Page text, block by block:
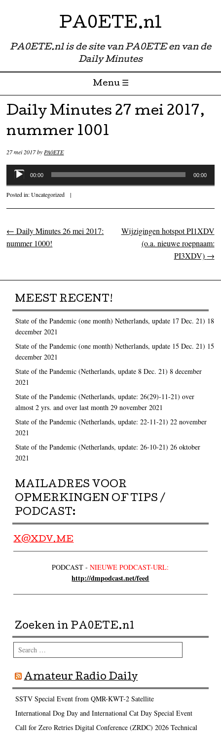
PA0ETE.nl
PA0ETE.nl is de site van PA0ETE en van de
Daily Minutes
Menu ☰
Skip to content
Daily Minutes 27 mei 2017,
nummer 1001
27 mei 2017byPA0ETE
Audiospeler
00:00 00:00
Posted in:Uncategorized |
Post navigation
← Daily Minutes 26 mei 2017:
nummer 1000!
Wijzigingen hotspot PI1XDV
(o.a. nieuwe roepnaam:
PI3XDV) →
MEEST RECENT!
State of the Pandemic (one month) Netherlands, update 17 Dec. 21) 18
december 2021
State of the Pandemic (one month) Netherlands, update 15 Dec. 21) 15
december 2021
State of the Pandemic (Netherlands, update 8 Dec. 21) 8 december
2021
State of the Pandemic (Netherlands, update: 26(29)-11-21) over
almost 2 yrs. and over last month 29 november 2021
State of the Pandemic (Netherlands, update: 22-11-21) 22 november
2021
State of the Pandemic (Netherlands, update: 26-10-21) 26 oktober
2021
MAILADRES VOOR
OPMERKINGEN OF TIPS /
PODCAST:
X@XDV.ME
PODCAST -NIEUWE PODCAST-URL:
http://dmpodcast.net/feed
Zoeken in PA0ETE.nl
Search
Amateur Radio Daily
SSTV Special Event from QMR-KWT-2 Satellite
International Dog Day and International Cat Day Special Event
Call for Zero Retries Digital Conference (ZRDC) 2026 Technical